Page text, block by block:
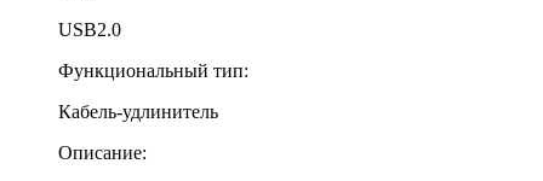
USB2.0
Функциональный тип:
Кабель-удлинитель
Описание: